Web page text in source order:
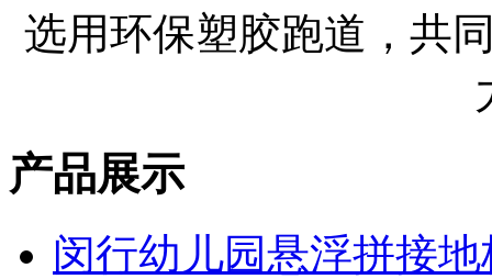
选用环保塑胶跑道，共
产品展示
闵行幼儿园悬浮拼接地